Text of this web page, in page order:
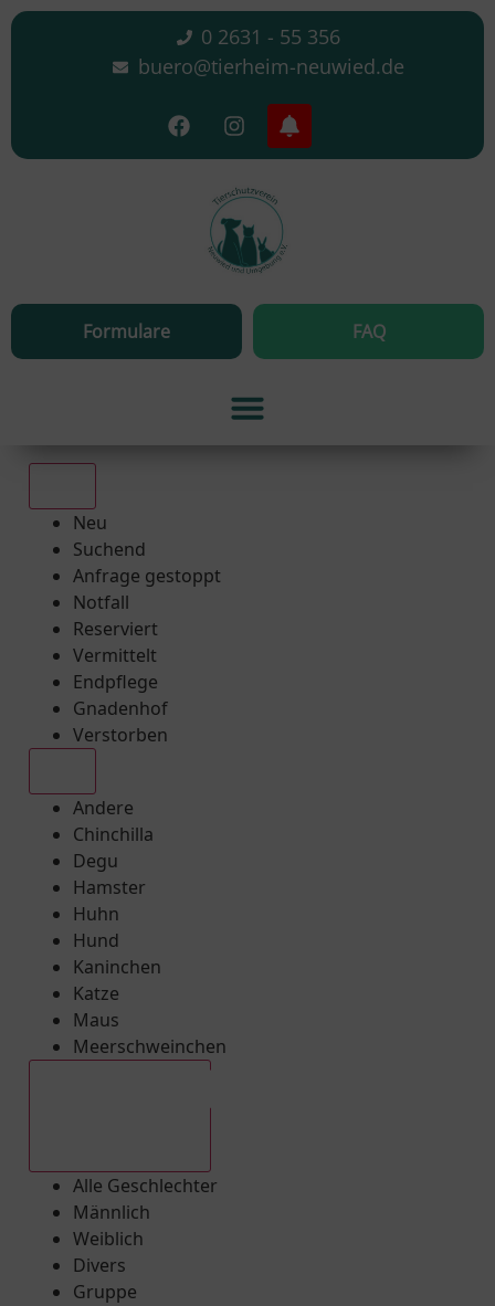
0 2631 - 55 356
buero@tierheim-neuwied.de
Formulare FAQ
Neu
Suchend
Anfrage gestoppt
Notfall
Reserviert
Vermittelt
Endpflege
Gnadenhof
Verstorben
Andere
Chinchilla
Degu
Hamster
Huhn
Hund
Kaninchen
Katze
Maus
Meerschweinchen
Alle Geschlechter
Männlich
Weiblich
Divers
Gruppe